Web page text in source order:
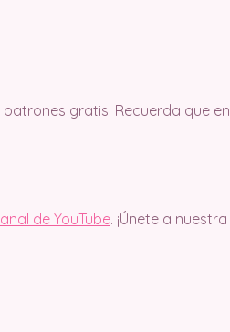
gratis. Recuerda que en
de YouTube. ¡Únete a nuestra